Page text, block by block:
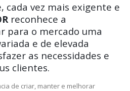
cada vez mais exigente e
reconhece a
para o mercado uma
e de elevada
as necessidades e
clientes.
de criar, manter e melhorar